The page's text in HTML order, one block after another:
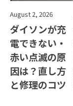
August 2, 2026
ダイソンが充
電できない・
赤い点滅の原
因は？直し方
と修理のコツ